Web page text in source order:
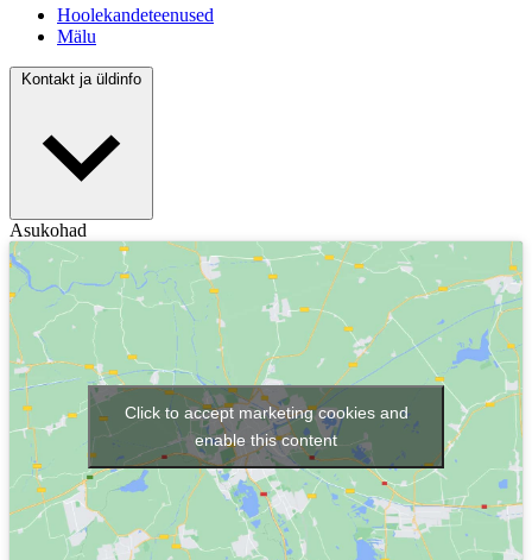
Hoolekandeteenused
Mälu
Kontakt ja üldinfo
Asukohad
Click to accept marketing cookies and
enable this content